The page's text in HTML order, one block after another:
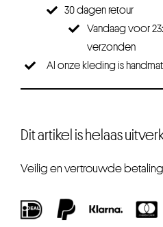
30 dagen retour
Vandaag voor
verzonden
Al onze kleding is
Dit artikel is helaas
Veilig en vertrouwde